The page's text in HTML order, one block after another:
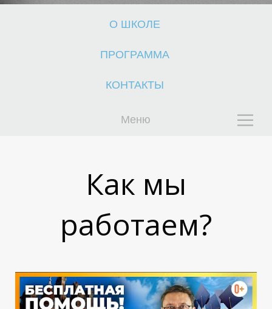
Т
О ШКОЛЕ
ПРОГРАММА
КОНТАКТЫ
Меню
ТКак мы
работаем?